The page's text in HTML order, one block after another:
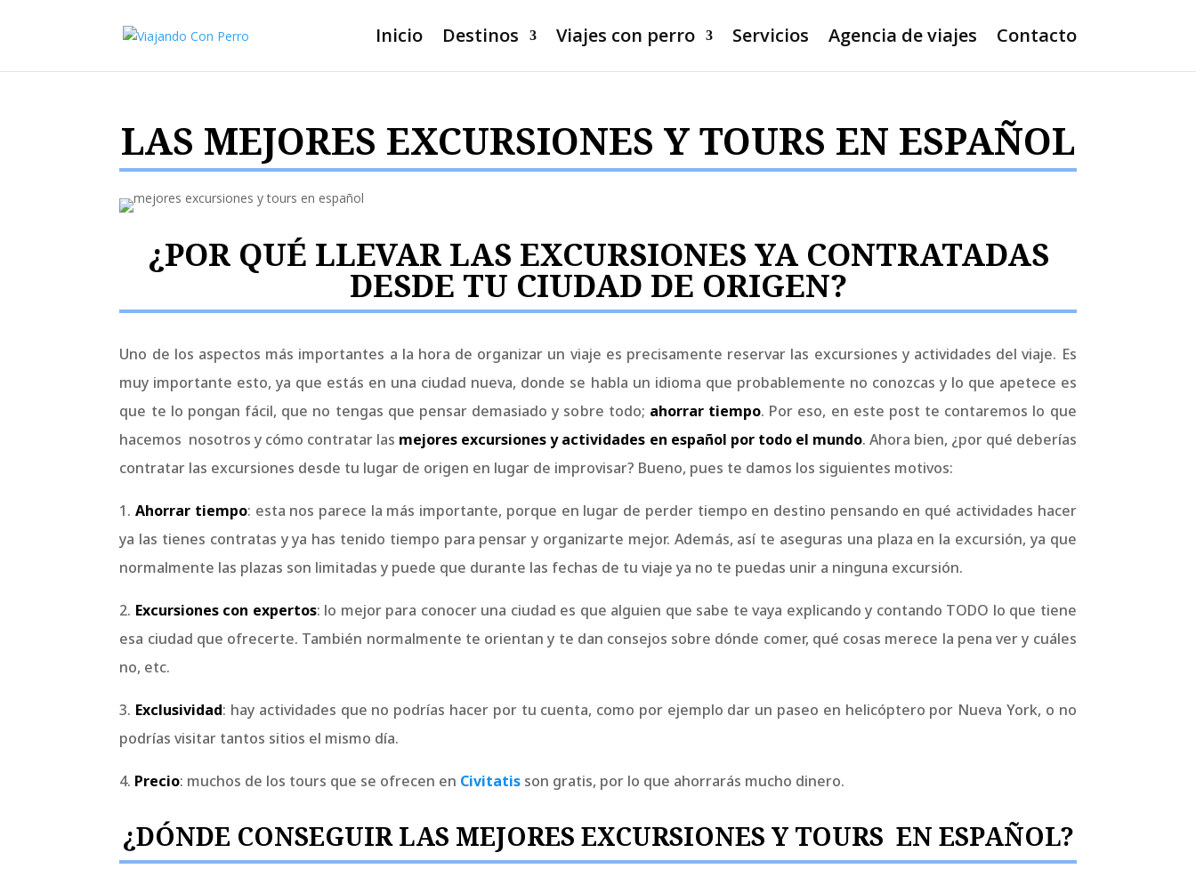
Inicio Destinos Viajes con perro Servicios Agencia de viajes Contacto
LAS MEJORES EXCURSIONES Y TOURS EN ESPAÑOL
¿POR QUÉ LLEVAR LAS EXCURSIONES YA CONTRATADAS
DESDE TU CIUDAD DE ORIGEN?
Uno de los aspectos más importantes a la hora de organizar un viaje es precisamente reservar las excursiones y actividades del viaje. Es
muy importante esto, ya que estás en una ciudad nueva, donde se habla un idioma que probablemente no conozcas y lo que apetece es
que te lo pongan fácil, que no tengas que pensar demasiado y sobre todo; ahorrar tiempo. Por eso, en este post te contaremos lo que
hacemos nosotros y cómo contratar las mejores excursiones y actividades en español por todo el mundo. Ahora bien, ¿por qué deberías
contratar las excursiones desde tu lugar de origen en lugar de improvisar? Bueno, pues te damos los siguientes motivos:
1.Ahorrar tiempo: esta nos parece la más importante, porque en lugar de perder tiempo en destino pensando en qué actividades hacer
ya las tienes contratas y ya has tenido tiempo para pensar y organizarte mejor. Además, así te aseguras una plaza en la excursión, ya que
normalmente las plazas son limitadas y puede que durante las fechas de tu viaje ya no te puedas unir a ninguna excursión.
2. Excursiones con expertos: lo mejor para conocer una ciudad es que alguien que sabe te vaya explicando y contando TODO lo que tiene
esa ciudad que ofrecerte. También normalmente te orientan y te dan consejos sobre dónde comer, qué cosas merece la pena ver y cuáles
no, etc.
3. Exclusividad: hay actividades que no podrías hacer por tu cuenta, como por ejemplo dar un paseo en helicóptero por Nueva York, o no
podrías visitar tantos sitios el mismo día.
4. Precio: muchos de los tours que se ofrecen en Civitatis son gratis, por lo que ahorrarás mucho dinero.
¿DÓNDE CONSEGUIR LAS MEJORES EXCURSIONES Y TOURS EN ESPAÑOL?